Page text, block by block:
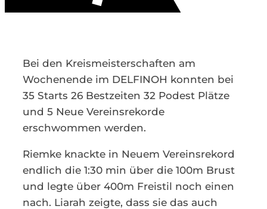
Bei den Kreismeisterschaften am
Wochenende im DELFINOH konnten bei
35 Starts 26 Bestzeiten 32 Podest Plätze
und 5 Neue Vereinsrekorde
erschwommen werden.
Riemke knackte in Neuem Vereinsrekord
endlich die 1:30 min über die 100m Brust
und legte über 400m Freistil noch einen
nach. Liarah zeigte, dass sie das auch